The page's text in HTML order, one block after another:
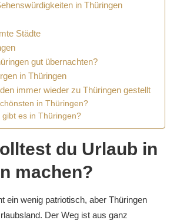
in Thüringen
Städte
gut übernachten?
in Thüringen
immer wieder zu Thüringen gestellt
in Thüringen?
gibt es in Thüringen?
du Urlaub in
machen?
ein wenig patriotisch, aber Thüringen
Der Weg ist aus ganz